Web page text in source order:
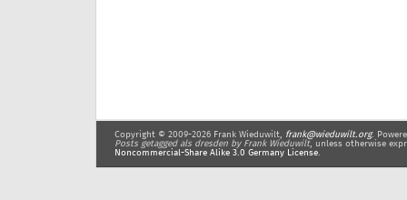
Copyright © 2009-2026 Frank Wieduwilt, frank@wieduwilt.org.
Posts getagged als dresden by Frank Wieduwilt, unless otherwise
Noncommercial-Share Alike 3.0 Germany License.